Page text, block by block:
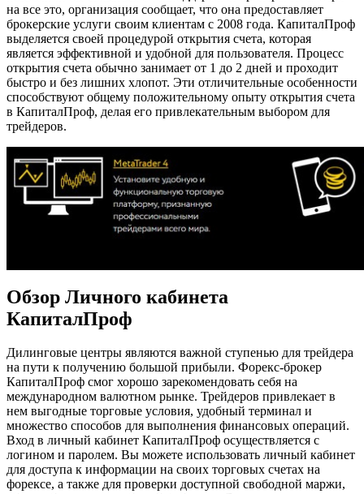
на все это, организация сообщает, что она предоставляет
брокерские услуги своим клиентам с 2008 года. КапиталПроф
выделяется своей процедурой открытия счета, которая
является эффективной и удобной для пользователя. Процесс
открытия счета обычно занимает от 1 до 2 дней и проходит
быстро и без лишних хлопот. Эти отличительные особенности
способствуют общему положительному опыту открытия счета
в КапиталПроф, делая его привлекательным выбором для
трейдеров.
Обзор Личного кабинета
КапиталПроф
Дилинговые центры являются важной ступенью для трейдера
на пути к получению большой прибыли. Форекс-брокер
КапиталПроф смог хорошо зарекомендовать себя на
международном валютном рынке. Трейдеров привлекает в
нем выгодные торговые условия, удобный терминал и
множество способов для выполнения финансовых операций.
Вход в личный кабинет КапиталПроф осуществляется с
логином и паролем. Вы можете использовать личный кабинет
для доступа к информации на своих торговых счетах на
форексе, а также для проверки доступной свободной маржи,